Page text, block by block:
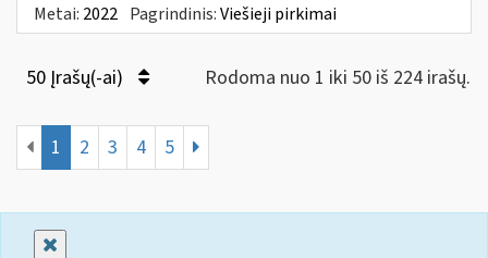
Metai: 2022 Pagrindinis:Viešieji pirkimai
50 Įrašų(-ai) Rodoma nuo 1 iki 50 iš 224 irašų.
1 2 3 4 5